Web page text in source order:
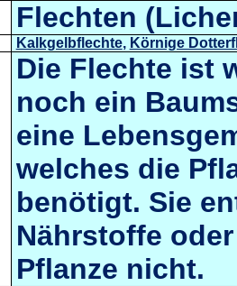
Flechten
Kalkgelbflechte, Körnige
Die Flechte ist
noch ein
eine
welches die
benötigt. Sie
Nährstoffe
Pflanze nicht.